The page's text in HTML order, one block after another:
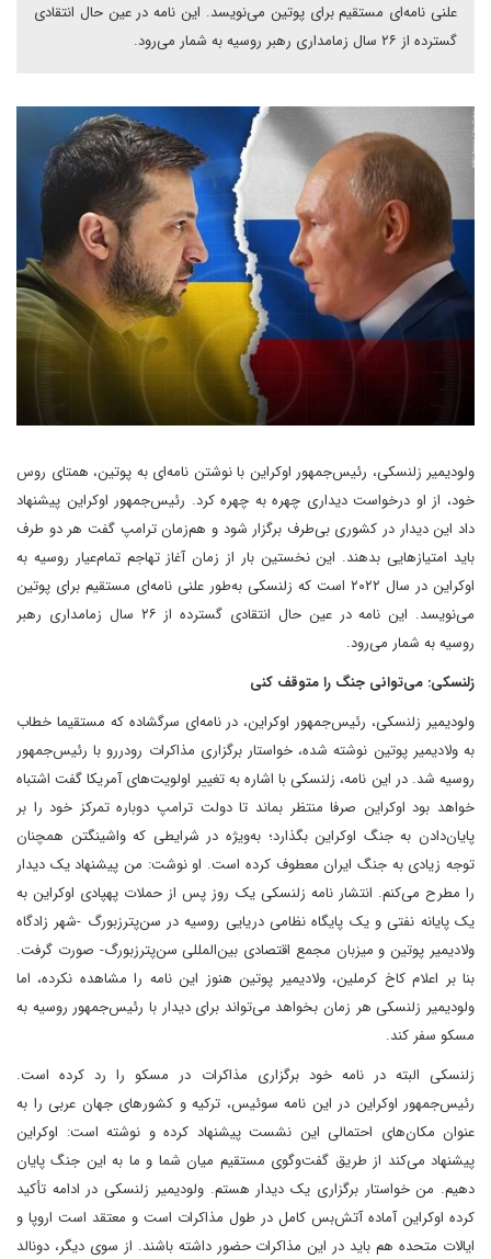
علنی نامه‌ای مستقیم برای پوتین می‌نویسد. این نامه در عین حال انتقادی
گسترده از ۲۶ سال زمامداری رهبر روسیه به شمار می‌رود.
ولودیمیر زلنسکی، رئیس‌جمهور اوکراین با نوشتن نامه‌ای به پوتین، همتای روس
خود، از او درخواست دیداری چهره‌ به چهره کرد. رئیس‌جمهور اوکراین پیشنهاد
داد این دیدار در کشوری بی‌طرف برگزار شود و هم‌زمان ترامپ گفت هر دو طرف
باید امتیازهایی بدهند. این نخستین بار از زمان آغاز تهاجم تمام‌عیار روسیه به
اوکراین در سال ۲۰۲۲ است که زلنسکی به‌طور علنی نامه‌ای مستقیم برای پوتین
می‌نویسد. این نامه در عین حال انتقادی گسترده از ۲۶ سال زمامداری رهبر
روسیه به شمار می‌رود.
زلنسکی: می‌توانی جنگ را متوقف کنی
ولودیمیر زلنسکی، رئیس‌جمهور اوکراین، در نامه‌ای سرگشاده که مستقیما خطاب
به ولادیمیر پوتین نوشته شده، خواستار برگزاری مذاکرات رودررو با رئیس‌جمهور
روسیه شد. در این نامه، زلنسکی با اشاره به تغییر اولویت‌های آمریکا گفت اشتباه
خواهد بود اوکراین صرفا منتظر بماند تا دولت ترامپ دوباره تمرکز خود را بر
پایان‌دادن به جنگ اوکراین بگذارد؛ به‌ویژه در شرایطی که واشینگتن همچنان
توجه زیادی به جنگ ایران معطوف کرده است. او نوشت: من پیشنهاد یک دیدار
را مطرح می‌کنم. انتشار نامه زلنسکی یک روز پس از حملات پهپادی اوکراین به
یک پایانه نفتی و یک پایگاه نظامی دریایی روسیه در سن‌پترزبورگ -شهر زادگاه
ولادیمیر پوتین و میزبان مجمع اقتصادی بین‌المللی سن‌پترزبورگ- صورت گرفت.
بنا بر اعلام کاخ کرملین، ولادیمیر پوتین هنوز این نامه را مشاهده نکرده، اما
ولودیمیر زلنسکی هر زمان بخواهد می‌تواند برای دیدار با رئیس‌جمهور روسیه به
مسکو سفر کند.
زلنسکی البته در نامه خود برگزاری مذاکرات در مسکو را رد کرده است.
رئیس‌جمهور اوکراین در این نامه سوئیس، ترکیه و کشورهای جهان عربی را به
‌عنوان مکان‌های احتمالی این نشست پیشنهاد کرده و نوشته است: اوکراین
پیشنهاد می‌کند از طریق گفت‌وگوی مستقیم میان شما و ما به این جنگ پایان
دهیم. من خواستار برگزاری یک دیدار هستم. ولودیمیر زلنسکی در ادامه تأکید
کرده اوکراین آماده آتش‌بس کامل در طول مذاکرات است و معتقد است اروپا و
ایالات متحده هم باید در این مذاکرات حضور داشته باشند. از سوی دیگر، دونالد